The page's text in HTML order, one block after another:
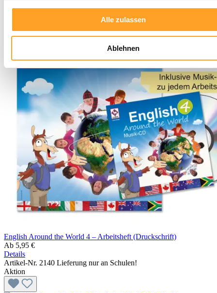
Alle zulassen
Ablehnen
English Around the World 4 – Arbeitsheft (Druckschrift)
Ab 5,95 €
Details
Artikel-Nr. 2140 Lieferung nur an Schulen!
Aktion